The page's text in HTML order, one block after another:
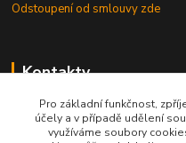
Odstoupení od smlouvy zde
Kontakty
8.00 - 22.00 / info@opasky.biz
Pro základní funkčnost,
účely a v případě udělení
využíváme soubory